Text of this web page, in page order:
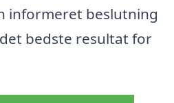
informeret beslutning
bedste resultat for